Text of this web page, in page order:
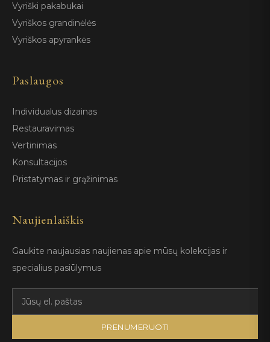
Vyriški pakabukai
Vyriškos grandinėlės
Vyriškos apyrankės
Paslaugos
Individualus dizainas
Restauravimas
Vertinimas
Konsultacijos
Pristatymas ir grąžinimas
Naujienlaiškis
Gaukite naujausias naujienas apie mūsų kolekcijas ir
specialius pasiūlymus
PRENUMERUOTI